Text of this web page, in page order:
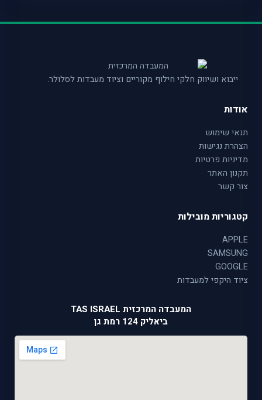
ייבוא ושיווק חלקי חילוף מקוריים וציוד מעבדות לסלולר.
אודות
תנאי שימוש
הצהרת נגישות
מדיניות פרטיות
תקנון האתר
צור קשר
קטגוריות מובילות
APPLE
SAMSUNG
GOOGLE
ציוד היקפי למעבדות
המעבדה המרכזית TAS ISRAEL
ביאליק 124 רמת גן